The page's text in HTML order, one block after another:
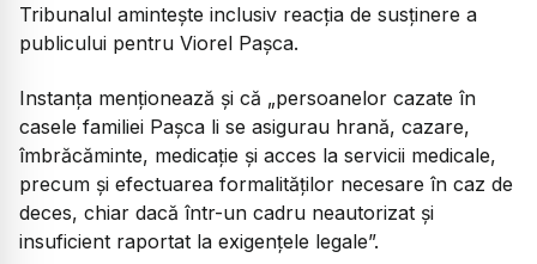
Tribunalul amintește inclusiv reacția de susținere a
publicului pentru Viorel Pașca.
Instanța menționează și că „persoanelor cazate în
casele familiei Pașca li se asigurau hrană, cazare,
îmbrăcăminte, medicație și acces la servicii medicale,
precum și efectuarea formalităților necesare în caz de
deces, chiar dacă într-un cadru neautorizat și
insuficient raportat la exigențele legale”.